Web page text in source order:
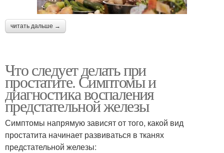
читать дальше →
Что следует делать при
простатите. Симптомы и
диагностика воспаления
предстательной железы
Симптомы напрямую зависят от того, какой вид
простатита начинает развиваться в тканях
предстательной железы: